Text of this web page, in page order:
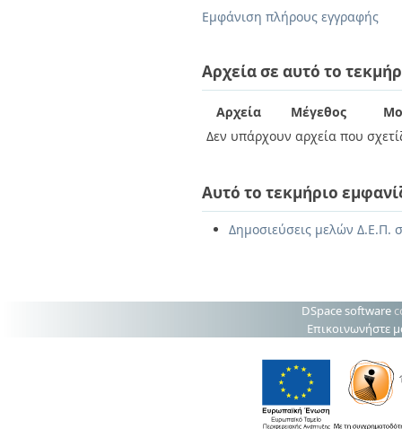
Εμφάνιση πλήρους εγγραφής
Αρχεία σε αυτό το
Αρχεία Μέγεθος
Δεν υπάρχουν αρχεία που
Αυτό το τεκμήριο
Δημοσιεύσεις μελών Δ.Ε.Π.
DSpace software
Επικοινωνήστε